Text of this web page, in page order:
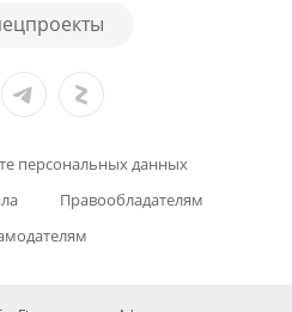
персональных данных
Правообладателям